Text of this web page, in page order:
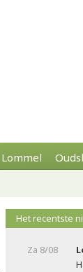
Lommel
Het recentste
Za 8/08